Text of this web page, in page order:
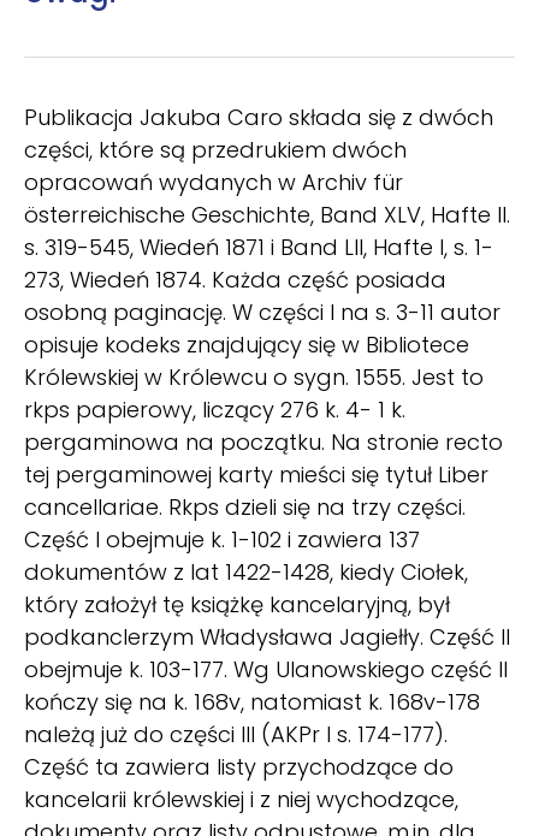
Publikacja Jakuba Caro składa się z dwóch
części, które są przedrukiem dwóch
opracowań wydanych w Archiv für
österreichische Geschichte, Band XLV, Hafte II.
s. 319-545, Wiedeń 1871 i Band LII, Hafte I, s. 1-
273, Wiedeń 1874. Każda część posiada
osobną paginację. W części I na s. 3-11 autor
opisuje kodeks znajdujący się w Bibliotece
Królewskiej w Królewcu o sygn. 1555. Jest to
rkps papierowy, liczący 276 k. 4- 1 k.
pergaminowa na początku. Na stronie recto
tej pergaminowej karty mieści się tytuł Liber
cancellariae. Rkps dzieli się na trzy części.
Część I obejmuje k. 1-102 i zawiera 137
dokumentów z lat 1422-1428, kiedy Ciołek,
który założył tę książkę kancelaryjną, był
podkanclerzym Władysława Jagiełły. Część II
obejmuje k. 103-177. Wg Ulanowskiego część II
kończy się na k. 168v, natomiast k. 168v-178
należą już do części III (AKPr I s. 174-177).
Część ta zawiera listy przychodzące do
kancelarii królewskiej i z niej wychodzące,